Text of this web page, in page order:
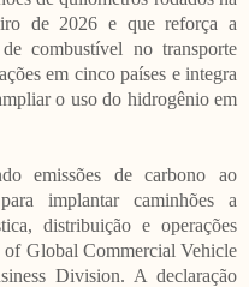
de 2026 e que reforça a
combustível no transporte
em cinco países e integra
o uso do hidrogênio em
emissões de carbono ao
implantar caminhões a
distribuição e operações
Global Commercial Vehicle
Division. A declaração